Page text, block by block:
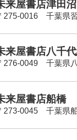
来屋書店津田沼
275-0016 千葉県
来屋書店八千
276-0049 千葉県
来屋書店船橋
273-0045 千葉県